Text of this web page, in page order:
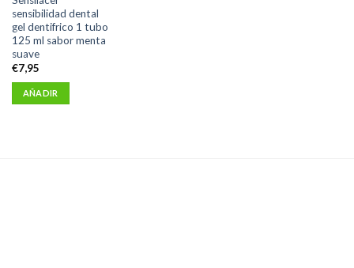
sensibilidad dental
gel dentifrico 1 tubo
125 ml sabor menta
suave
€7,95
AÑADIR